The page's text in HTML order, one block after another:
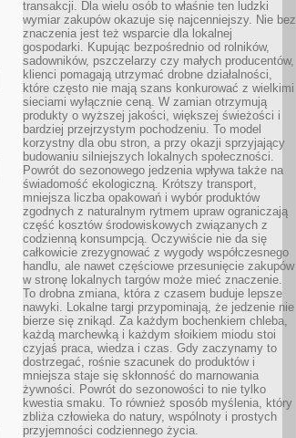
transakcji. Dla wielu osób to właśnie ten ludzki
wymiar zakupów okazuje się najcenniejszy. Nie bez
znaczenia jest też wsparcie dla lokalnej
gospodarki. Kupując bezpośrednio od rolników,
sadowników, pszczelarzy czy małych producentów,
klienci pomagają utrzymać drobne działalności,
które często nie mają szans konkurować z wielkimi
sieciami wyłącznie ceną. W zamian otrzymują
produkty o wyższej jakości, większej świeżości i
bardziej przejrzystym pochodzeniu. To model
korzystny dla obu stron, a przy okazji sprzyjający
budowaniu silniejszych lokalnych społeczności.
Powrót do sezonowego jedzenia wpływa także na
świadomość ekologiczną. Krótszy transport,
mniejsza liczba opakowań i wybór produktów
zgodnych z naturalnym rytmem upraw ograniczają
część kosztów środowiskowych związanych z
codzienną konsumpcją. Oczywiście nie da się
całkowicie zrezygnować z wygody współczesnego
handlu, ale nawet częściowe przesunięcie zakupów
w stronę lokalnych targów może mieć znaczenie.
To drobna zmiana, która z czasem buduje lepsze
nawyki. Lokalne targi przypominają, że jedzenie nie
bierze się znikąd. Za każdym bochenkiem chleba,
każdą marchewką i każdym słoikiem miodu stoi
czyjaś praca, wiedza i czas. Gdy zaczynamy to
dostrzegać, rośnie szacunek do produktów i
mniejsza staje się skłonność do marnowania
żywności. Powrót do sezonowości to nie tylko
kwestia smaku. To również sposób myślenia, który
zbliża człowieka do natury, wspólnoty i prostych
przyjemności codziennego życia.